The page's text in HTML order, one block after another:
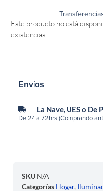
Este producto no está
existencias.
Envíos
La Nave, UES o De
De 24 a 72hrs (Comprando
SKU N/A
Categorías Hogar,